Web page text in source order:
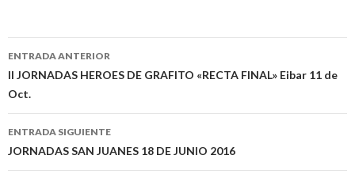
Ir a la entrada
ENTRADA ANTERIOR
II JORNADAS HEROES DE GRAFITO «RECTA FINAL» Eibar 11 de
Oct.
ENTRADA SIGUIENTE
JORNADAS SAN JUANES 18 DE JUNIO 2016